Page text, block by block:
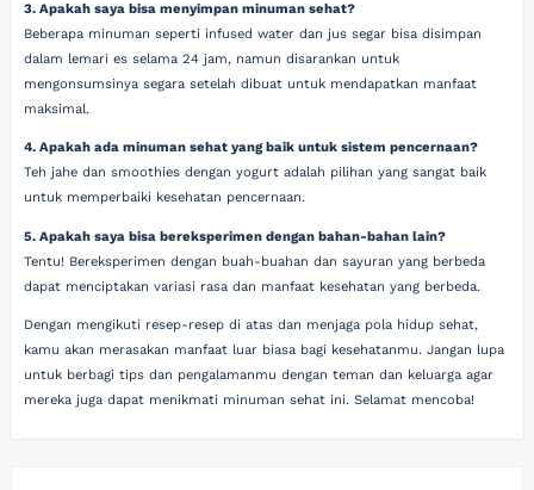
3. Apakah saya bisa menyimpan minuman sehat?
Beberapa minuman seperti infused water dan jus segar bisa disimpan
dalam lemari es selama 24 jam, namun disarankan untuk
mengonsumsinya segara setelah dibuat untuk mendapatkan manfaat
maksimal.
4. Apakah ada minuman sehat yang baik untuk sistem pencernaan?
Teh jahe dan smoothies dengan yogurt adalah pilihan yang sangat baik
untuk memperbaiki kesehatan pencernaan.
5. Apakah saya bisa bereksperimen dengan bahan-bahan lain?
Tentu! Bereksperimen dengan buah-buahan dan sayuran yang berbeda
dapat menciptakan variasi rasa dan manfaat kesehatan yang berbeda.
Dengan mengikuti resep-resep di atas dan menjaga pola hidup sehat,
kamu akan merasakan manfaat luar biasa bagi kesehatanmu. Jangan lupa
untuk berbagi tips dan pengalamanmu dengan teman dan keluarga agar
mereka juga dapat menikmati minuman sehat ini. Selamat mencoba!